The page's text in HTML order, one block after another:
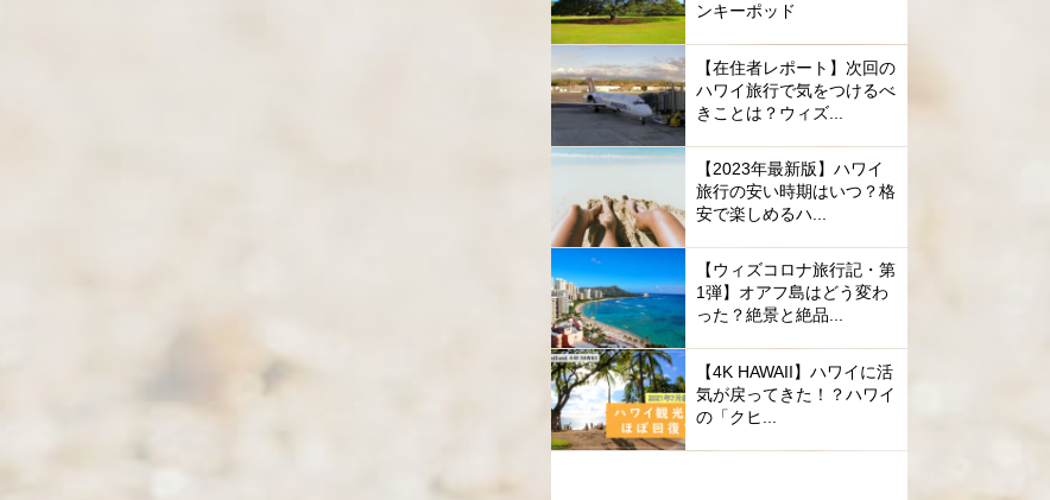
ンキーポッド
【在住者レポート】次回の
ハワイ旅行で気をつけるべ
きことは？ウィズ...
【2023年最新版】ハワイ
旅行の安い時期はいつ？格
安で楽しめるハ...
【ウィズコロナ旅行記・第
1弾】オアフ島はどう変わ
った？絶景と絶品...
【4K HAWAII】ハワイに活
気が戻ってきた！？ハワイ
の「クヒ...